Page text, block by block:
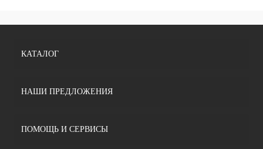
КАТАЛОГ
НАШИ ПРЕДЛОЖЕНИЯ
ПОМОЩЬ И СЕРВИСЫ